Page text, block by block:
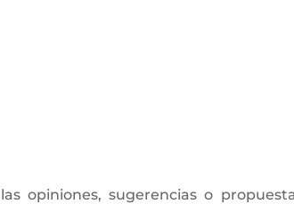
opiniones, sugerencias o